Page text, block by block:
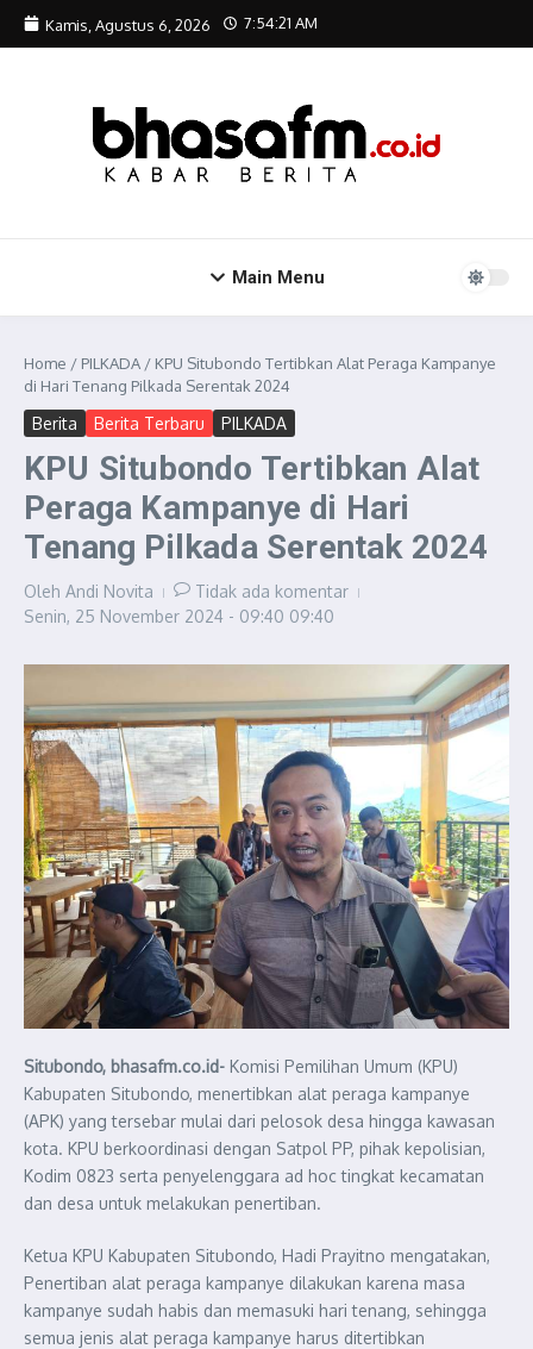
Lewati ke konten
Kamis, Agustus 6, 2026 7:54:22 AM
Main Menu
Home / PILKADA / KPU Situbondo Tertibkan Alat Peraga Kampanye
di Hari Tenang Pilkada Serentak 2024
Berita Berita Terbaru PILKADA
KPU Situbondo Tertibkan Alat
Peraga Kampanye di Hari
Tenang Pilkada Serentak 2024
Oleh Andi Novita
Tidak ada komentar
Senin, 25 November 2024 - 09:40 09:40
Situbondo, bhasafm.co.id- Komisi Pemilihan Umum (KPU)
Kabupaten Situbondo, menertibkan alat peraga kampanye
(APK) yang tersebar mulai dari pelosok desa hingga kawasan
kota. KPU berkoordinasi dengan Satpol PP, pihak kepolisian,
Kodim 0823 serta penyelenggara ad hoc tingkat kecamatan
dan desa untuk melakukan penertiban.
Ketua KPU Kabupaten Situbondo, Hadi Prayitno mengatakan,
Penertiban alat peraga kampanye dilakukan karena masa
kampanye sudah habis dan memasuki hari tenang, sehingga
semua jenis alat peraga kampanye harus ditertibkan